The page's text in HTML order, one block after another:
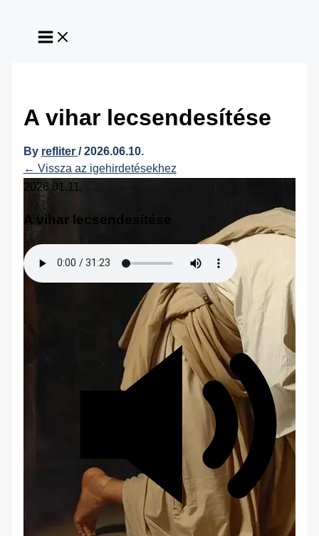
A vihar lecsendesítése
By refliter /2026.06.10.
← Vissza az igehirdetésekhez
2026.01.11.
A vihar lecsendesítése